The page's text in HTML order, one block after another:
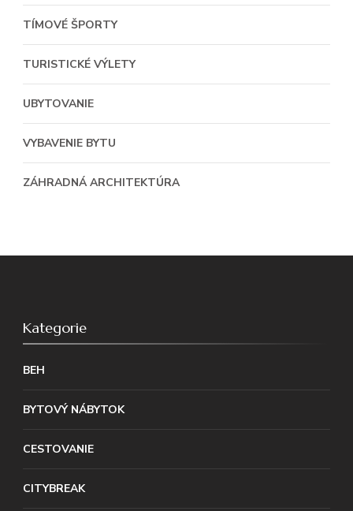
TÍMOVÉ ŠPORTY
TURISTICKÉ VÝLETY
UBYTOVANIE
VYBAVENIE BYTU
ZÁHRADNÁ ARCHITEKTÚRA
Kategorie
BEH
BYTOVÝ NÁBYTOK
CESTOVANIE
CITYBREAK